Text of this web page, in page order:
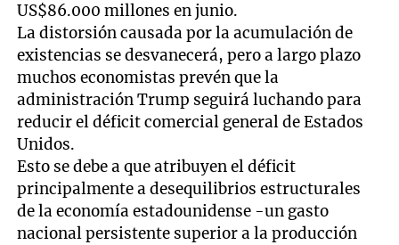
US$86.000 millones en junio.
La distorsión causada por la acumulación de
existencias se desvanecerá, pero a largo plazo
muchos economistas prevén que la
administración Trump seguirá luchando para
reducir el déficit comercial general de Estados
Unidos.
Esto se debe a que atribuyen el déficit
principalmente a desequilibrios estructurales
de la economía estadounidense -un gasto
nacional persistente superior a la producción